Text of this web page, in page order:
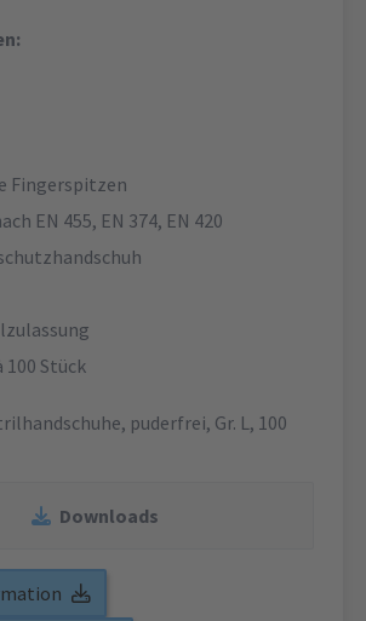
Fingerspitzen
EN 455, EN 374, EN 420
100 Stück
puderfrei, Gr. L, 100
Downloads